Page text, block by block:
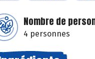
Nombre de
4 personnes